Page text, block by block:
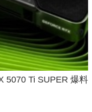
5070 Ti SUPER 爆料